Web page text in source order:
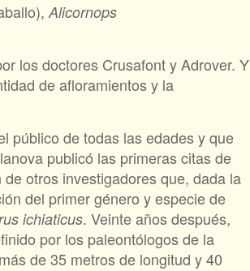
Alicornops
los doctores Crusafont y Adrover. Y
de afloramientos y la
público de todas las edades y que
publicó las primeras citas de
otros investigadores que, dada la
del primer género y especie de
ichiaticus. Veinte años después,
por los paleontólogos de la
de 35 metros de longitud y 40